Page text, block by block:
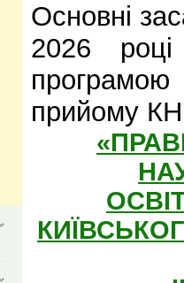
Основні
2026
прийому